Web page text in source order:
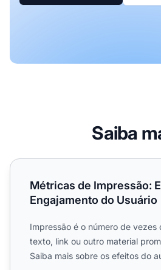
Saiba
Métricas de Impressão:
Métricas de Impressão:
Engajamento do Usuário
Impressão é o número de vezes
texto, link ou outro material
Saiba mais sobre os efeitos do